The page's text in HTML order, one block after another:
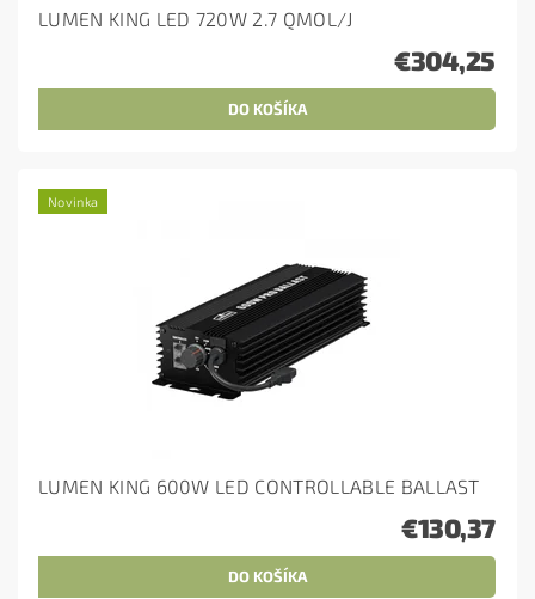
LUMEN KING LED 720W 2.7 QMOL/J
€304,25
Novinka
LUMEN KING 600W LED CONTROLLABLE BALLAST
€130,37